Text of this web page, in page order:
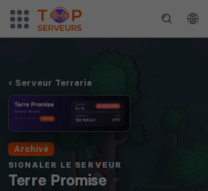
Soulmask
Serveur Terraria
Archivé
SIGNALER LE SERVEUR
Terre Promise